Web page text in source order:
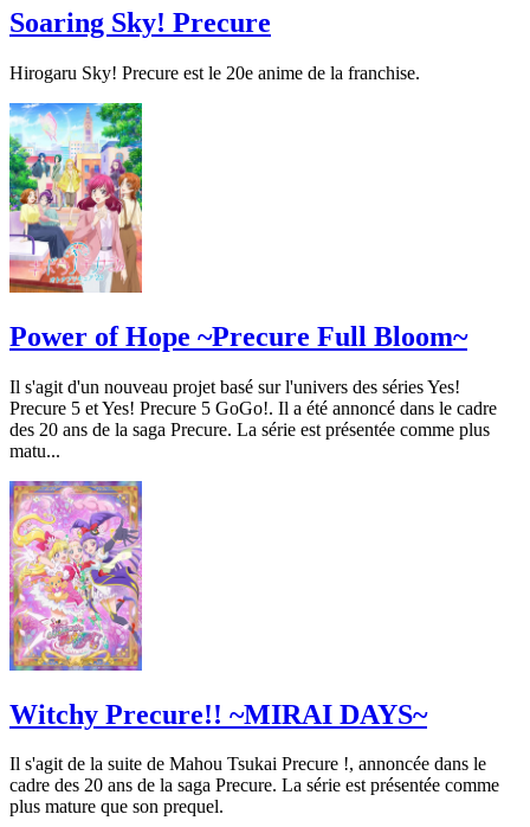
Soaring Sky! Precure
Hirogaru Sky! Precure est le 20e anime de la franchise.
Power of Hope ~Precure Full Bloom~
Il s'agit d'un nouveau projet basé sur l'univers des séries Yes!
Precure 5 et Yes! Precure 5 GoGo!. Il a été annoncé dans le cadre
des 20 ans de la saga Precure. La série est présentée comme plus
matu...
Witchy Precure!! ~MIRAI DAYS~
Il s'agit de la suite de Mahou Tsukai Precure !, annoncée dans le
cadre des 20 ans de la saga Precure. La série est présentée comme
plus mature que son prequel.